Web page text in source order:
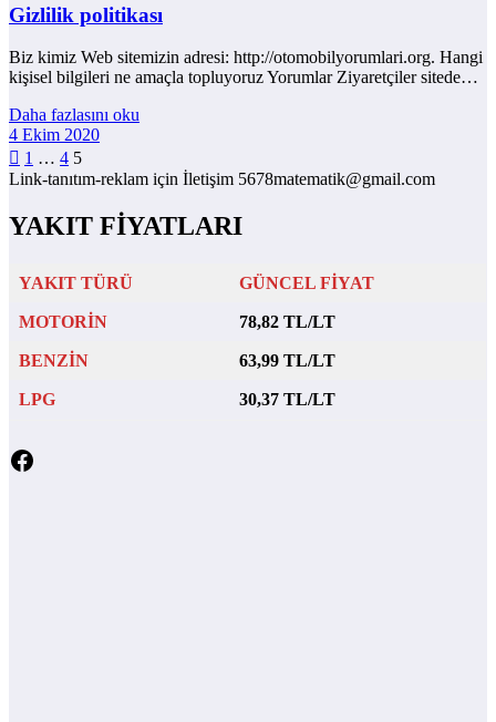
Gizlilik politikası
Biz kimiz Web sitemizin adresi: http://otomobilyorumlari.org. Hangi
kişisel bilgileri ne amaçla topluyoruz Yorumlar Ziyaretçiler sitede…
Daha fazlasını oku
4 Ekim 2020
Yazı
sayfalaması
1 … 4 5
Link-tanıtım-reklam için İletişim 5678matematik@gmail.com
YAKIT FİYATLARI
YAKIT TÜRÜ GÜNCEL FİYAT
MOTORİN 78,82 TL/LT
BENZİN 63,99 TL/LT
LPG 30,37 TL/LT
Facebook